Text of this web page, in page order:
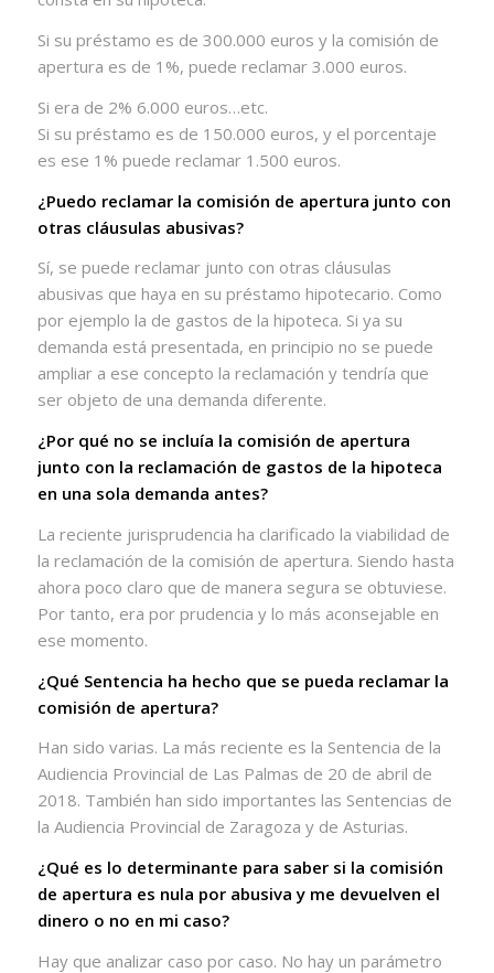
Si su préstamo es de 300.000 euros y la comisión de
apertura es de 1%, puede reclamar 3.000 euros.
Si era de 2% 6.000 euros…etc.
Si su préstamo es de 150.000 euros, y el porcentaje
es ese 1% puede reclamar 1.500 euros.
¿Puedo reclamar la comisión de apertura junto con
otras cláusulas abusivas?
Sí, se puede reclamar junto con otras cláusulas
abusivas que haya en su préstamo hipotecario. Como
por ejemplo la de gastos de la hipoteca. Si ya su
demanda está presentada, en principio no se puede
ampliar a ese concepto la reclamación y tendría que
ser objeto de una demanda diferente.
¿Por qué no se incluía la comisión de apertura
junto con la reclamación de gastos de la hipoteca
en una sola demanda antes?
La reciente jurisprudencia ha clarificado la viabilidad de
la reclamación de la comisión de apertura. Siendo hasta
ahora poco claro que de manera segura se obtuviese.
Por tanto, era por prudencia y lo más aconsejable en
ese momento.
¿Qué Sentencia ha hecho que se pueda reclamar la
comisión de apertura?
Han sido varias. La más reciente es la Sentencia de la
Audiencia Provincial de Las Palmas de 20 de abril de
2018. También han sido importantes las Sentencias de
la Audiencia Provincial de Zaragoza y de Asturias.
¿Qué es lo determinante para saber si la comisión
de apertura es nula por abusiva y me devuelven el
dinero o no en mi caso?
Hay que analizar caso por caso. No hay un parámetro